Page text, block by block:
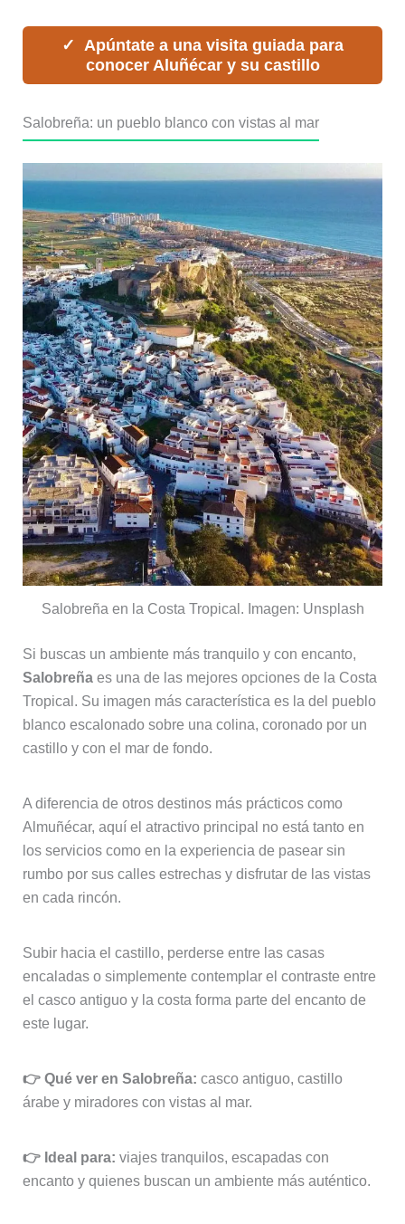
Apúntate a una visita guiada para
conocer Aluñécar y su castillo
Salobreña: un pueblo blanco con vistas al mar
Salobreña en la Costa Tropical. Imagen: Unsplash
Si buscas un ambiente más tranquilo y con encanto,
Salobreñaes una de las mejores opciones de la Costa
Tropical. Su imagen más característica es la del pueblo
blanco escalonado sobre una colina, coronado por un
castillo y con el mar de fondo.
A diferencia de otros destinos más prácticos como
Almuñécar, aquí el atractivo principal no está tanto en
los servicios como en la experiencia de pasear sin
rumbo por sus calles estrechas y disfrutar de las vistas
en cada rincón.
Subir hacia el castillo, perderse entre las casas
encaladas o simplemente contemplar el contraste entre
el casco antiguo y la costa forma parte del encanto de
este lugar.
👉 Qué ver en Salobreña: casco antiguo, castillo
árabe y miradores con vistas al mar.
👉 Ideal para: viajes tranquilos, escapadas con
encanto y quienes buscan un ambiente más auténtico.